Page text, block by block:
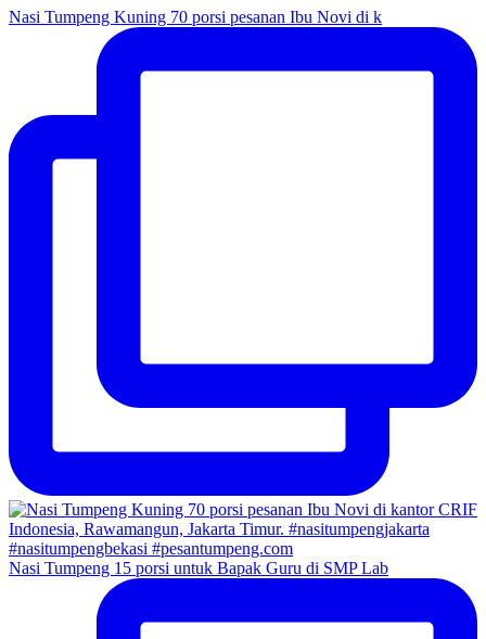
Nasi Tumpeng Kuning 70 porsi pesanan Ibu Novi di k
Nasi Tumpeng 15 porsi untuk Bapak Guru di SMP Lab